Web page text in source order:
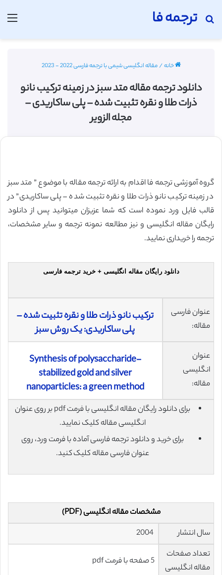
ترجمه فا
جستجو برای
خانه/مقاله انگلیسی شیمی با ترجمه فارسی 2022 - 2023
دانلود ترجمه مقاله متد سبز در زمینه ترکیب نانو
ذرات طلا و نقره تثبیت شده – پلی ساکاریدی –
مجله الزویر
گروه آموزشی ترجمه فا اقدام به ارائه ترجمه مقاله با موضوع ” متد سبز
در زمینه ترکیب نانو ذرات طلا و نقره تثبیت شده – پلی ساکاریدی” در
قالب فایل ورد نموده است که شما عزیزان میتوانید پس از دانلود
رایگان مقاله انگلیسی و نیز مطالعه نمونه ترجمه و سایر مشخصات،
ترجمه را خریداری نمایید.
دانلود رایگان مقاله انگلیسی + خرید ترجمه فارسی
عنوان فارسی
مقاله:
ترکیب نانو ذرات طلا و نقره تثبیت شده –
پلی ساکاریدی: یک روش سبز
عنوان
انگلیسی
مقاله:
Synthesis of polysaccharide-
stabilized gold and silver
nanoparticles: a green method
برای دانلود رایگان مقاله انگلیسی با فرمت pdf بر روی عنوان
انگلیسی مقاله کلیک نمایید.
برای خرید و دانلود ترجمه فارسی آماده با فرمت ورد، روی
عنوان فارسی مقاله کلیک کنید.
مشخصات مقاله انگلیسی (PDF)
سال انتشار
تعداد صفحات
مقاله انگلیسی
5 صفحه با فرمت pdf